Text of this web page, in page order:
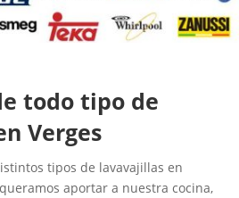
todo tipo de
Verges
tipos de lavavajillas en
aportar a nuestra cocina,